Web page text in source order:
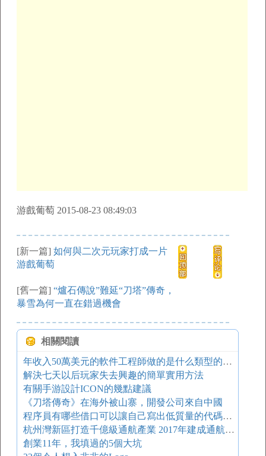
游戲葡萄 2015-08-23 08:49:03
[新一篇] 如何與二次元玩家打成一片
游戲葡萄
[舊一篇] “爐石傳說”難延“刀塔”傳奇，
暴雪為何一直在錯過機會
相關閱讀
年收入50萬美元的軟件工程師做的是什么類型的工作
解決七天以后玩家失去興趣的簡單實用方法
有關手游設計ICON的幾點建議
《刀塔傳奇》在海外被山寨，開發公司來自中國
程序員有哪些借口可以讓自己寫出低質量的代碼？看完深有感觸！
杭州灣新區打造千億級通航產業 2017年建成通航機場
創業11年，我填過的5個大坑